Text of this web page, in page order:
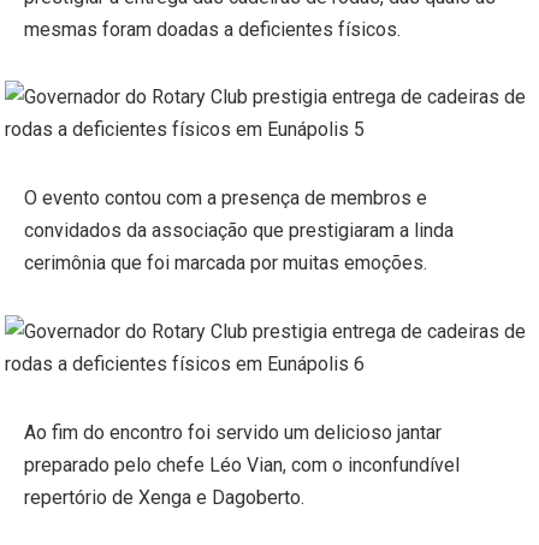
mesmas foram doadas a deficientes físicos.
O evento contou com a presença de membros e
convidados da associação que prestigiaram a linda
cerimônia que foi marcada por muitas emoções.
Ao fim do encontro foi servido um delicioso jantar
preparado pelo chefe Léo Vian, com o inconfundível
repertório de Xenga e Dagoberto.